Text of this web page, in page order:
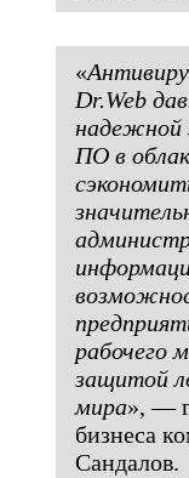
«
Dr.Web
надежной
ПО в
рабочего
защитой
мира», —
бизнеса
Сандалов.